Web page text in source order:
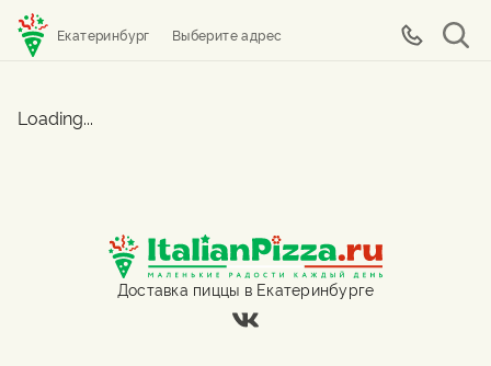
Екатеринбург Выберите адрес
Loading...
Доставка пиццы в Екатеринбурге